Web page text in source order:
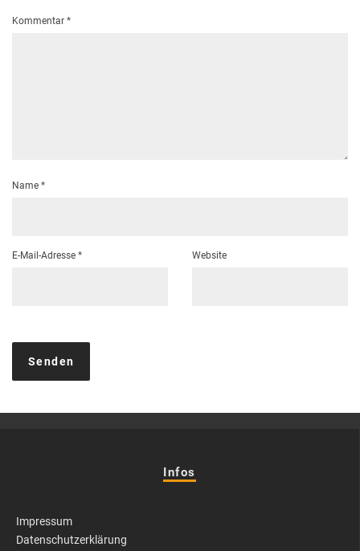
Kommentar *
Name *
E-Mail-Adresse * Website
Infos
Impressum
Datenschutzerklärung